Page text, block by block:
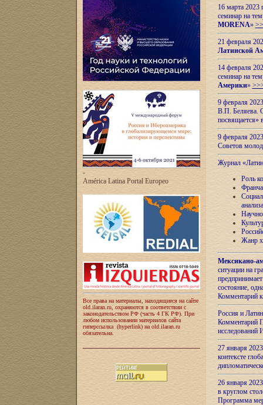
-
América Latina Portal Europeo
Все права на материалы, находящиеся на сайте
old.ilaran.ru, охраняются в соответствии с
законодательством РФ (часть 4 ГК РФ). При
любом использовании материалов сайта
гиперссылка (hyperlink) на old.ilaran.ru
обязательна.
16 марта 2023
семинар на
MORENA»
21 февраля
Латинской
14 февраля
семинар на
Америки»
9 февраля
В.П. Беляева.
посвящается»
9 февраля
Советов
Журнал
Роль
анализа
Жанр
Мексикано-
ситуации на
состояние,
Комментарий
Россия и
Комментарий
27 января
контексте
26 января
в круглом
Программа